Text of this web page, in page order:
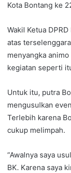
Kota Bontang ke
Wakil Ketua
atas
menyangka
kegiatan seperti
Untuk itu, putra
mengusulkan
Terlebih karena
cukup melimpah.
“Awalnya saya
BK. Karena saya